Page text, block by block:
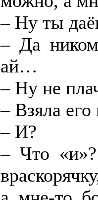
– Ну ты
– Да
ай…
– Ну не
– Взяла
– И?
– Что